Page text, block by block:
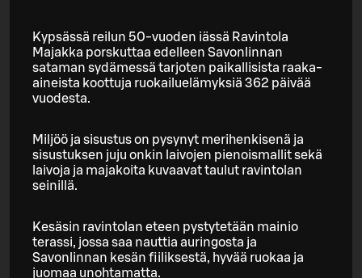
Kypsässä reilun 50-vuoden iässä Ravintola
Majakka porskuttaa edelleen Savonlinnan
sataman sydämessä tarjoten paikallisista raaka-
aineista koottuja ruokailuelämyksiä 362 päivää
vuodesta.
Miljöö ja sisustus on pysynyt merihenkisenä ja
sisustuksen juju onkin laivojen pienoismallit sekä
laivoja ja majakoita kuvaavat taulut ravintolan
seinillä.
Kesäsin ravintolan eteen pystytetään mainio
terassi, jossa saa nauttia auringosta ja
Savonlinnan kesän fiiliksestä, hyvää ruokaa ja
juomaa unohtamatta.